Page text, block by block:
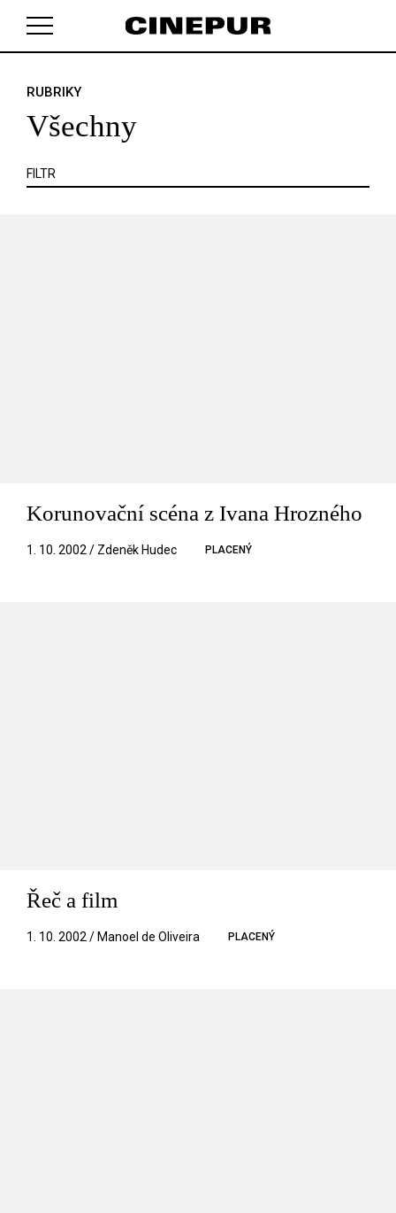
RUBRIKY
Všechny
FILTR
KRITIKA MIMO KINO POJEM PORTRÉT
Korunovační scéna z Ivana Hrozného
1. 10. 2002 / Zdeněk Hudec PLACENÝ
Řeč a film
1. 10. 2002 / Manoel de Oliveira PLACENÝ